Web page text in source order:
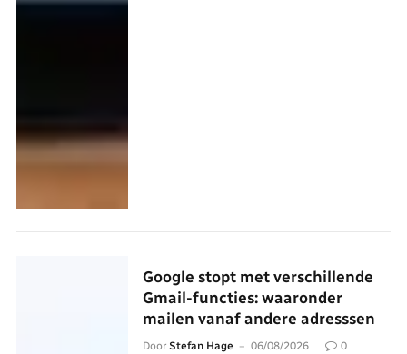
Google stopt met verschillende
Gmail-functies: waaronder
mailen vanaf andere adresssen
Door Stefan Hage 06/08/2026 0